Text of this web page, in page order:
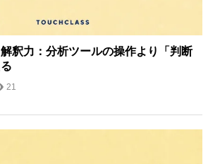
釈力：分析ツールの操作より「判断
21